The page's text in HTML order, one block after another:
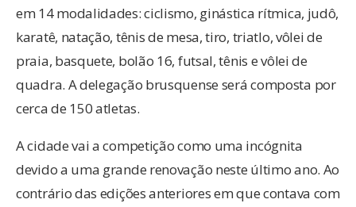
em 14 modalidades: ciclismo, ginástica rítmica, judô,
karatê, natação, tênis de mesa, tiro, triatlo, vôlei de
praia, basquete, bolão 16, futsal, tênis e vôlei de
quadra. A delegação brusquense será composta por
cerca de 150 atletas.
A cidade vai a competição como uma incógnita
devido a uma grande renovação neste último ano. Ao
contrário das edições anteriores em que contava com